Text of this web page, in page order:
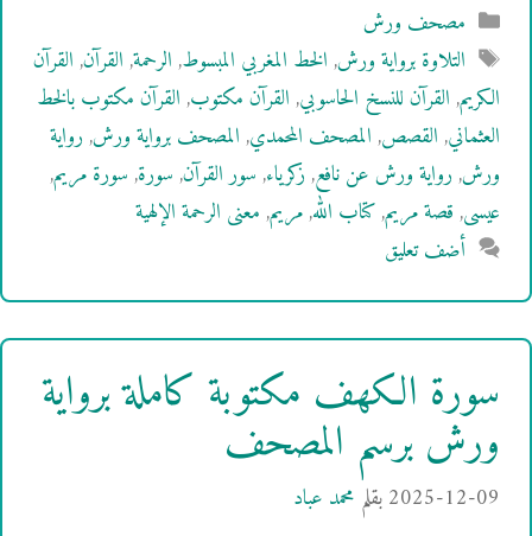
التصنيفات
مصحف ورش
الوسوم
التلاوة برواية ورش,الخط المغربي المبسوط,الرحمة,القرآن,القرآن
الكريم,القرآن للنسخ الحاسوبي,القرآن مكتوب,القرآن مكتوب بالخط
العثماني,القصص,المصحف المحمدي,المصحف برواية ورش,رواية
ورش,رواية ورش عن نافع,زكرياء,سور القرآن,سورة,سورة مريم,
عيسى,قصة مريم,كتاب الله,مريم,معنى الرحمة الإلهية
أضف تعليق
سورة الكهف مكتوبة كاملة برواية
ورش برسم المصحف
2025-12-09بقلم محمد عباد